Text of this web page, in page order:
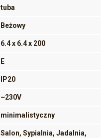
tuba
Beżowy
6.4 x 6.4 x 200
E
IP20
~230V
minimalistyczny
Salon, Sypialnia, Jadalnia,